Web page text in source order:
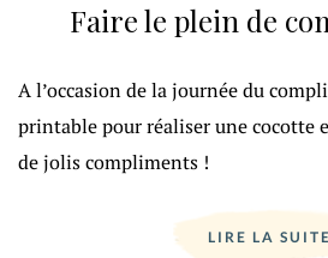
Faire le plein de
A l’occasion de la journée du
printable pour réaliser une cocotte
de jolis compliments !
LIRE LA SUITE